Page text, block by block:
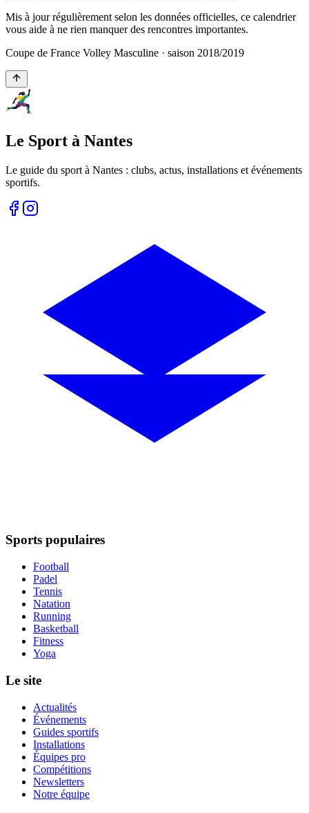
Mis à jour régulièrement selon les données officielles, ce calendrier
vous aide à ne rien manquer des rencontres importantes.
Coupe de France Volley Masculine · saison 2018/2019
Le Sport à Nantes
Le guide du sport à Nantes : clubs, actus, installations et événements
sportifs.
Sports populaires
Football
Padel
Tennis
Natation
Running
Basketball
Fitness
Yoga
Le site
Actualités
Événements
Guides sportifs
Installations
Équipes pro
Compétitions
Newsletters
Notre équipe